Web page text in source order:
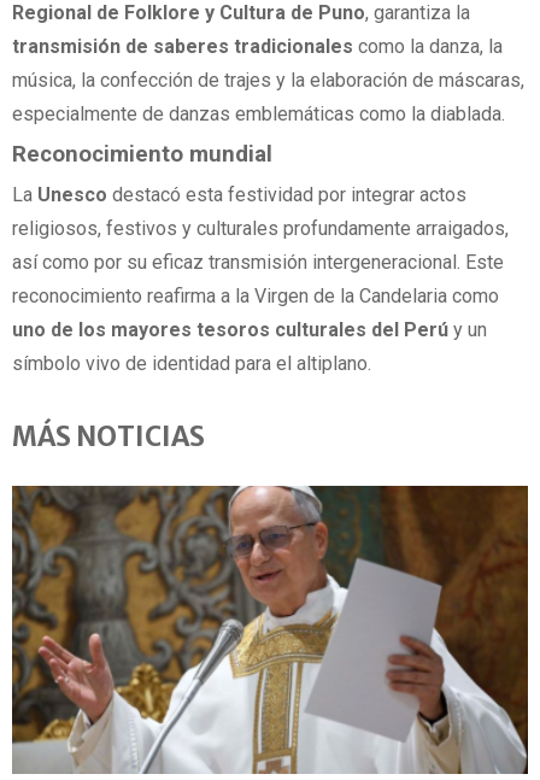
Regional de Folklore y Cultura de Puno, garantiza la
transmisión de saberes tradicionales como la danza, la
música, la confección de trajes y la elaboración de máscaras,
especialmente de danzas emblemáticas como la diablada.
Reconocimiento mundial
La Unesco destacó esta festividad por integrar actos
religiosos, festivos y culturales profundamente arraigados,
así como por su eficaz transmisión intergeneracional. Este
reconocimiento reafirma a la Virgen de la Candelaria como
uno de los mayores tesoros culturales del Perú y un
símbolo vivo de identidad para el altiplano.
MÁS NOTICIAS